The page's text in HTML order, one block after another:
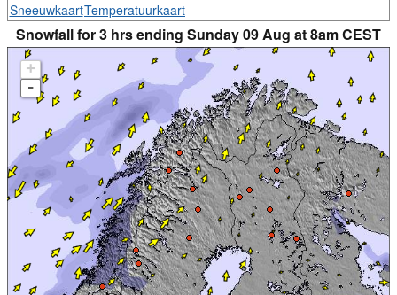
SneeuwkaartTemperatuurkaart
Snowfall for 3 hrs ending Sunday 09 Aug at 8am CEST
+
-